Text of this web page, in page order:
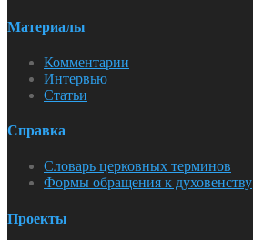
Материалы
Комментарии
Интервью
Статьи
Справка
Словарь церковных терминов
Формы обращения к духовенству
Проекты